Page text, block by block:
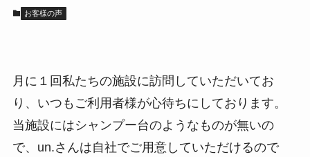
お客様の声
月に１回私たちの施設に訪問していただいてお
り、いつもご利用者様が心待ちにしております。
当施設にはシャンプー台のようなものが無いの
で、un.さんは自社でご用意していただけるので